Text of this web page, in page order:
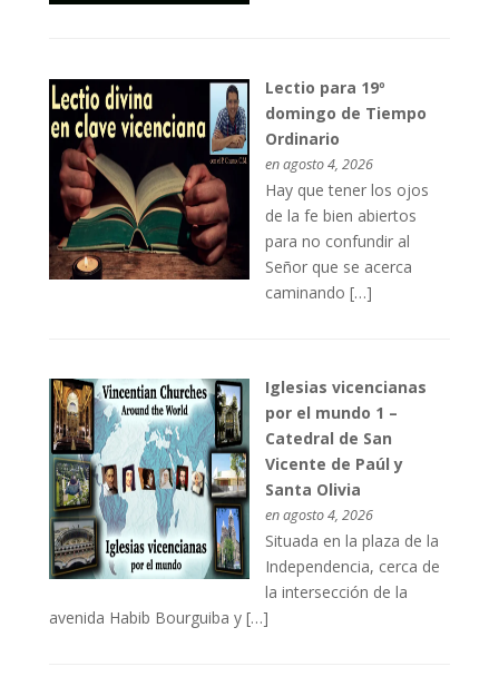
Lectio para 19º
domingo de Tiempo
Ordinario
en agosto 4, 2026
Hay que tener los ojos
de la fe bien abiertos
para no confundir al
Señor que se acerca
caminando […]
Iglesias vicencianas
por el mundo 1 –
Catedral de San
Vicente de Paúl y
Santa Olivia
en agosto 4, 2026
Situada en la plaza de la
Independencia, cerca de
la intersección de la
avenida Habib Bourguiba y […]